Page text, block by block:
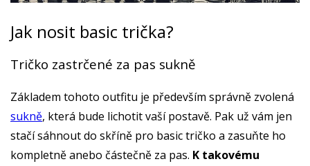
Jak nosit basic trička?
Tričko zastrčené za pas sukně
Základem tohoto outfitu je především správně zvolená
sukně, která bude lichotit vaší postavě. Pak už vám jen
stačí sáhnout do skříně pro basic tričko a zasuňte ho
kompletně anebo částečně za pas. K takovému